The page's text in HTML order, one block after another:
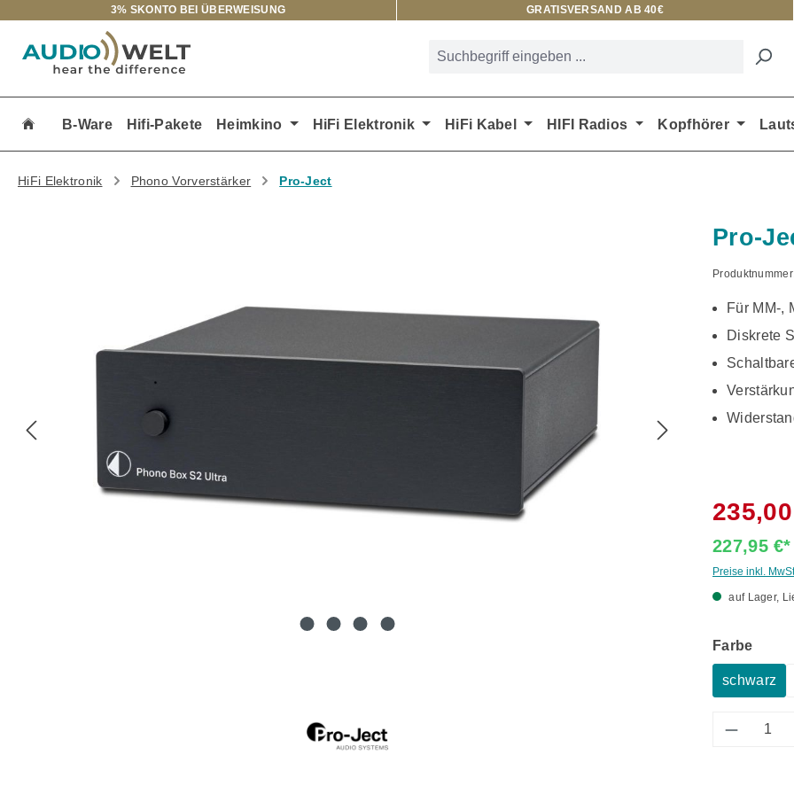
Hauptinhalt springen
Zur Suche springen
Zur Hauptnavigation springen
3% SKONTO BEI ÜBERWEISUNG GRATISVERSAND AB 40€
B-Ware Hifi-Pakete Heimkino HiFi Elektronik HiFi Kabel HIFI Radios Kopfhörer
HiFi Elektronik Phono Vorverstärker Pro-Ject
Pro-
Für MM-,
Diskrete
227,95 €*
Preise inkl.
auf Lager,
Farbe
schwarz